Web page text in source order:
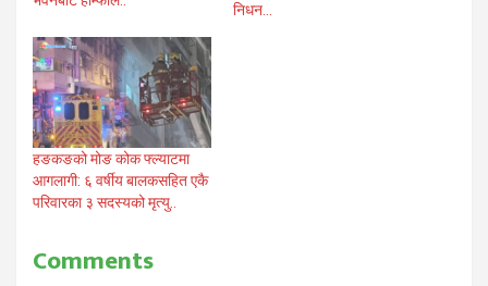
निधन…
हङकङको मोङ कोक फ्ल्याटमा
आगलागी: ६ वर्षीय बालकसहित एकै
परिवारका ३ सदस्यको मृत्यु..
Comments